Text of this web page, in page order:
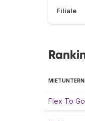
Filiale
Flex To Go